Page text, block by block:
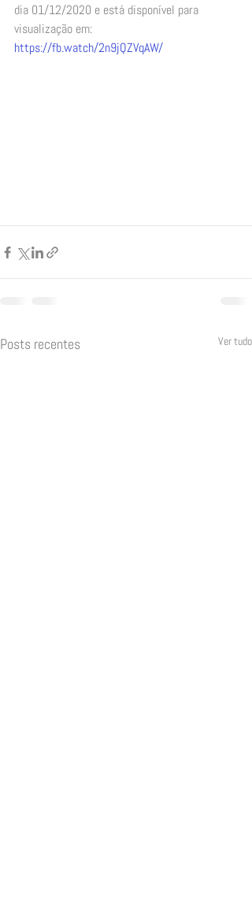
dia 01/12/2020 e está disponível para
visualização em:
https://fb.watch/2n9jQZVqAW/
Posts recentes Ver tudo